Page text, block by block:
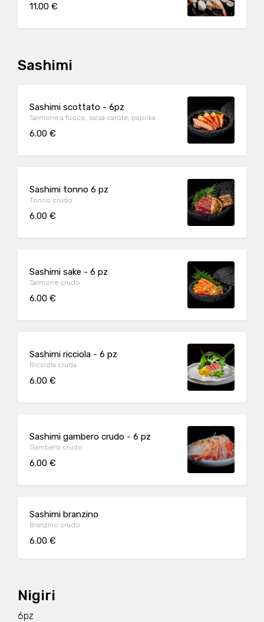
11.00 €
Sashimi
Sashimi scottato - 6pz
Salmone a fuoco, salsa carote, paprika
6.00 €
Sashimi tonno 6 pz
Tonno crudo
6.00 €
Sashimi sake - 6 pz
Salmone crudo
6.00 €
Sashimi ricciola - 6 pz
Ricciola cruda
6.00 €
Sashimi gambero crudo - 6 pz
Gambero crudo
6.00 €
Sashimi branzino
Branzino crudo
6.00 €
Nigiri
6pz